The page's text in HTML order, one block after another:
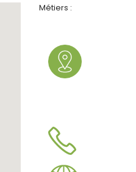
Métiers :